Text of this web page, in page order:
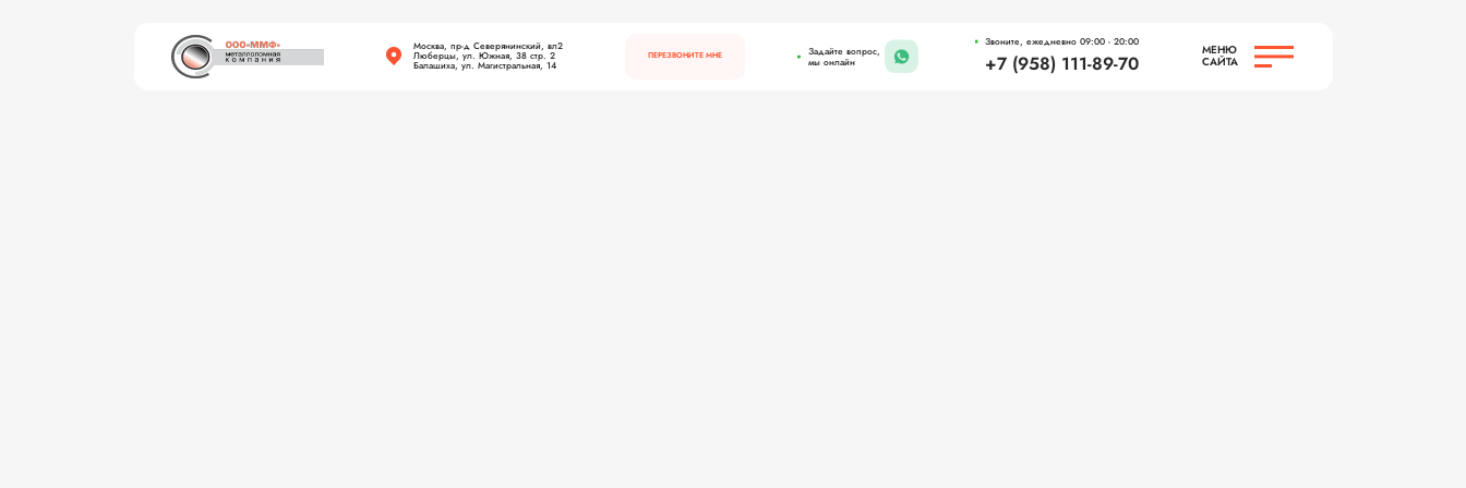
Москва, пр-д Северянинский, вл2
Люберцы, ул. Южная, 38 стр. 2
Балашиха, ул. Магистральная, 14
ПЕРЕЗВОНИТЕ МНЕ
Задайте вопрос,
мы онлайн
Звоните, ежедневно 09:00 - 20:00
+7 (958) 111-89-70
МЕНЮ
САЙТА